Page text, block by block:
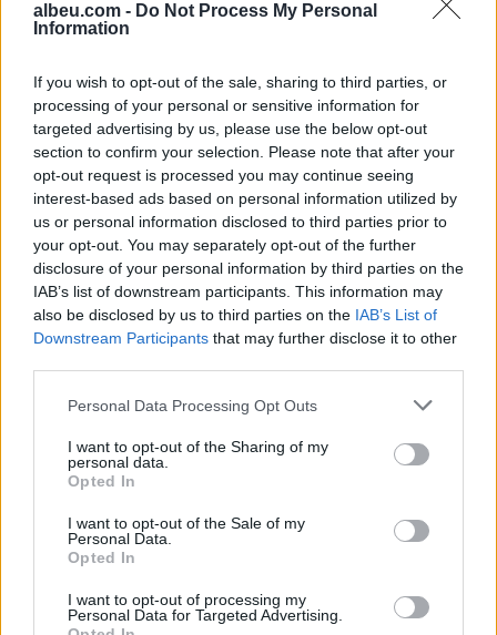
albeu.com - Do Not Process My Personal
Information
If you wish to opt-out of the sale, sharing to third parties, or
processing of your personal or sensitive information for
targeted advertising by us, please use the below opt-out
section to confirm your selection. Please note that after your
opt-out request is processed you may continue seeing
interest-based ads based on personal information utilized by
us or personal information disclosed to third parties prior to
your opt-out. You may separately opt-out of the further
disclosure of your personal information by third parties on the
IAB’s list of downstream participants. This information may
also be disclosed by us to third parties on the IAB’s List of
Downstream Participants that may further disclose it to other
Personal Data Processing Opt Outs
I want to opt-out of the Sharing of my
personal data.
Opted In
I want to opt-out of the Sale of my
Personal Data.
Opted In
I want to opt-out of processing my
Personal Data for Targeted Advertising.
Drejtues nga OpenAI, Meta dhe
të IA-së: “Mund të dalë jashtë
kontrollit
Esim for Global
Esim for USA | Esim for Italy
for Turkey|Esim for Germany|Esim for Greece|